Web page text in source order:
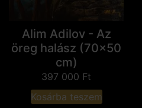
Alim Adilov - Az
öreg halász (70x50
cm)
397 000 Ft
Kosárba teszem